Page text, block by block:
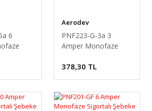
6
Aerodev
PNF223-G-3a 3
Amper Monofaze
378,30 TL